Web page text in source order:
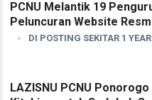
PCNU Melantik 19
Peluncuran Website
DI POSTING SEKITAR 1
LAZISNU PCNU